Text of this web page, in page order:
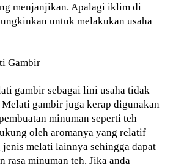
menjanjikan. Apalagi iklim di
untuk melakukan usaha
Gambir
gambir sebagai lini usaha tidak
gambir juga kerap digunakan
minuman seperti teh
oleh aromanya yang relatif
melati lainnya sehingga dapat
rasa minuman teh. Jika anda